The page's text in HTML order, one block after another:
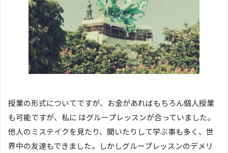
授業の形式についてですが、お金があればもちろん個人授業
も可能ですが、私に はグループレッスンが合っていました。
他人のミステイクを見たり、聞いたりして学ぶ事も多く、世
界中の友達もできました。しかしグループレッスンのデメリ